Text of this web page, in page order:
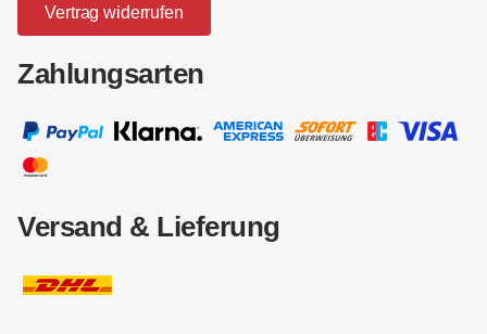
Vertrag widerrufen
Zahlungsarten
Versand & Lieferung